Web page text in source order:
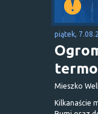
piątek,
Mieszko
Kilkanaście